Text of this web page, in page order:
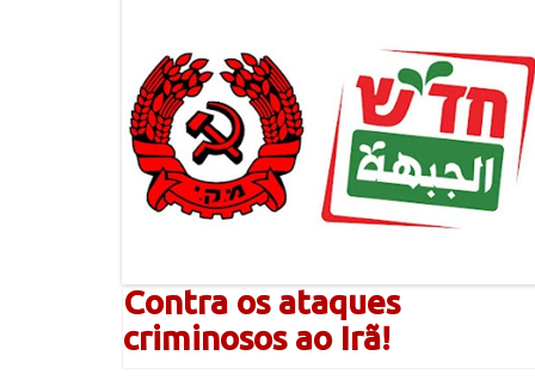
Contra os ataques
criminosos ao Irã!